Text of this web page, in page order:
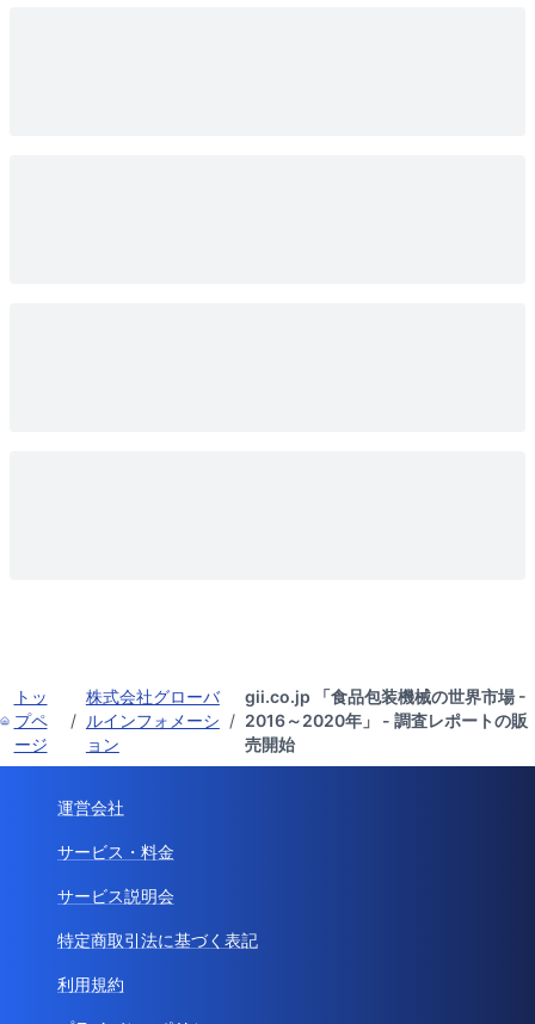
トッ
プペ
ージ
/
株式会社グローバ
ルインフォメーシ
ョン
/
gii.co.jp 「食品包装機械の世界市場 -
2016～2020年」 - 調査レポートの販
売開始
運営会社
サービス・料金
サービス説明会
特定商取引法に基づく表記
利用規約